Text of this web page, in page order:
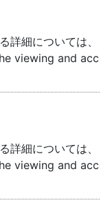
詳細については、「
viewing and
詳細については、「
viewing and